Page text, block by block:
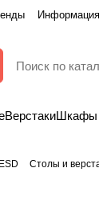
Информация
ВерстакиШкафы
Столы и